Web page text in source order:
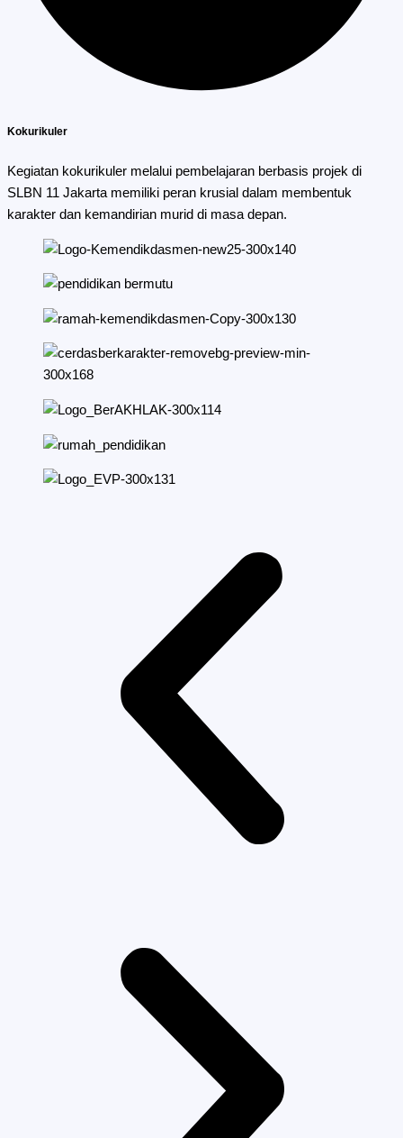
Kokurikuler
Kegiatan kokurikuler melalui pembelajaran berbasis projek di
SLBN 11 Jakarta memiliki peran krusial dalam membentuk
karakter dan kemandirian murid di masa depan.